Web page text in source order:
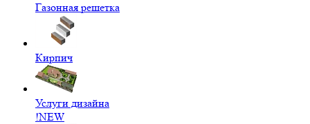
Газонная решетка
Кирпич
Услуги дизайна
!NEW